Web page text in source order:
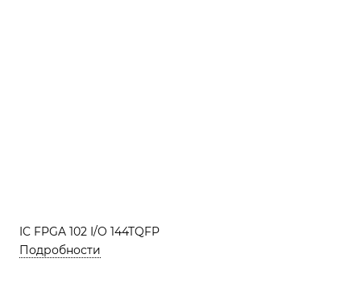
IC FPGA 102 I/O 144TQFP
Подробности